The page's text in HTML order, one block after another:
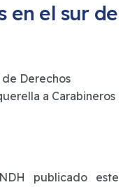
en el sur de
Derechos
a Carabineros
publicado este